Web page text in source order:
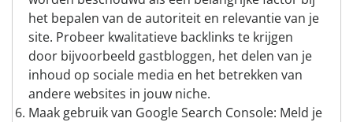
het bepalen van de autoriteit en relevantie van je
site. Probeer kwalitatieve backlinks te krijgen
door bijvoorbeeld gastbloggen, het delen van je
inhoud op sociale media en het betrekken van
andere websites in jouw niche.
Maak gebruik van Google Search Console: Meld je